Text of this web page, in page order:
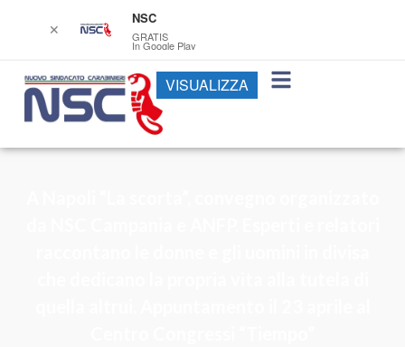
✕
NSC
GRATIS
In Google Play
VISUALIZZA